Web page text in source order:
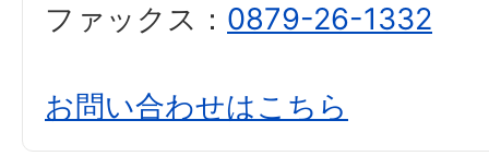
ファックス： 0879-26-1332
お問い合わせはこちら